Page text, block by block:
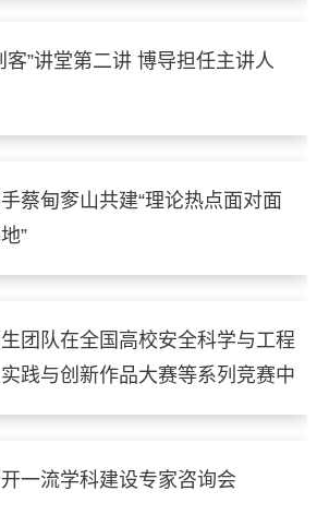
客”讲堂第二讲 博导担任主讲人
蔡甸奓山共建“理论热点面对面
”
团队在全国高校安全科学与工程
践与创新作品大赛等系列竞赛中
一流学科建设专家咨询会